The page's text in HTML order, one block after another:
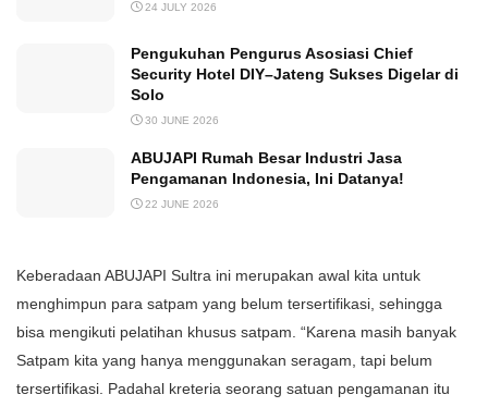
24 JULY 2026
Pengukuhan Pengurus Asosiasi Chief
Security Hotel DIY–Jateng Sukses Digelar di
Solo
30 JUNE 2026
ABUJAPI Rumah Besar Industri Jasa
Pengamanan Indonesia, Ini Datanya!
22 JUNE 2026
Keberadaan ABUJAPI Sultra ini merupakan awal kita untuk
menghimpun para satpam yang belum tersertifikasi, sehingga
bisa mengikuti pelatihan khusus satpam. “Karena masih banyak
Satpam kita yang hanya menggunakan seragam, tapi belum
tersertifikasi. Padahal kreteria seorang satuan pengamanan itu